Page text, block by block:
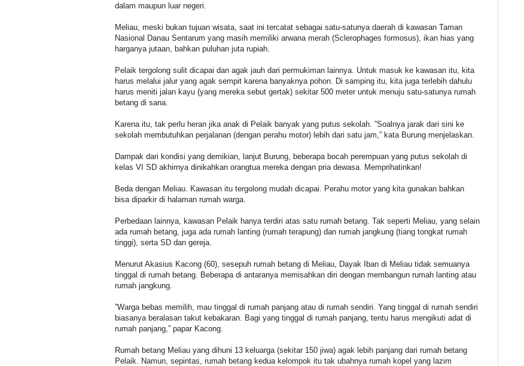
dalam maupun luar negeri.
Meliau, meski bukan tujuan wisata, saat ini tercatat sebagai satu-satunya daerah di kawasan Taman
Nasional Danau Sentarum yang masih memiliki arwana merah (Sclerophages formosus), ikan hias yang
harganya jutaan, bahkan puluhan juta rupiah.
Pelaik tergolong sulit dicapai dan agak jauh dari permukiman lainnya. Untuk masuk ke kawasan itu, kita
harus melalui jalur yang agak sempit karena banyaknya pohon. Di samping itu, kita juga terlebih dahulu
harus meniti jalan kayu (yang mereka sebut gertak) sekitar 500 meter untuk menuju satu-satunya rumah
betang di sana.
Karena itu, tak perlu heran jika anak di Pelaik banyak yang putus sekolah. ”Soalnya jarak dari sini ke
sekolah membutuhkan perjalanan (dengan perahu motor) lebih dari satu jam,” kata Burung menjelaskan.
Dampak dari kondisi yang demikian, lanjut Burung, beberapa bocah perempuan yang putus sekolah di
kelas VI SD akhirnya dinikahkan orangtua mereka dengan pria dewasa. Memprihatinkan!
Beda dengan Meliau. Kawasan itu tergolong mudah dicapai. Perahu motor yang kita gunakan bahkan
bisa diparkir di halaman rumah warga.
Perbedaan lainnya, kawasan Pelaik hanya terdiri atas satu rumah betang. Tak seperti Meliau, yang selain
ada rumah betang, juga ada rumah lanting (rumah terapung) dan rumah jangkung (tiang tongkat rumah
tinggi), serta SD dan gereja.
Menurut Akasius Kacong (60), sesepuh rumah betang di Meliau, Dayak Iban di Meliau tidak semuanya
tinggal di rumah betang. Beberapa di antaranya memisahkan diri dengan membangun rumah lanting atau
rumah jangkung.
”Warga bebas memilih, mau tinggal di rumah panjang atau di rumah sendiri. Yang tinggal di rumah sendiri
biasanya beralasan takut kebakaran. Bagi yang tinggal di rumah panjang, tentu harus mengikuti adat di
rumah panjang,” papar Kacong.
Rumah betang Meliau yang dihuni 13 keluarga (sekitar 150 jiwa) agak lebih panjang dari rumah betang
Pelaik. Namun, sepintas, rumah betang kedua kelompok itu tak ubahnya rumah kopel yang lazim